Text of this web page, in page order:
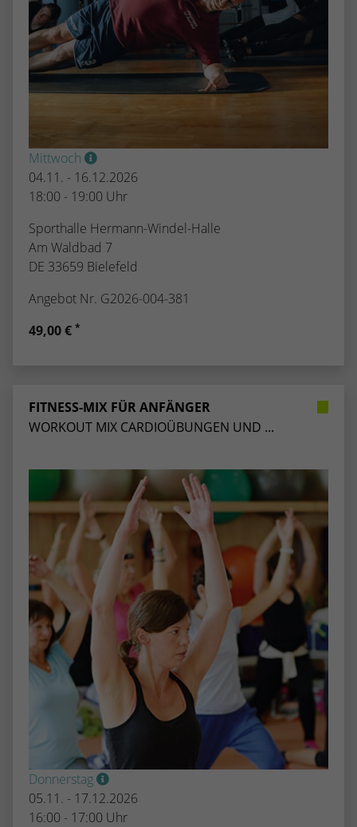
Mittwoch
04.11. - 16.12.2026
18:00 - 19:00 Uhr
Sporthalle Hermann-Windel-Halle
Am Waldbad 7
DE 33659 Bielefeld
Angebot Nr. G2026-004-381
49,00 € *
FITNESS-MIX FÜR ANFÄNGER
WORKOUT MIX CARDIOÜBUNGEN UND ...
Donnerstag
05.11. - 17.12.2026
16:00 - 17:00 Uhr